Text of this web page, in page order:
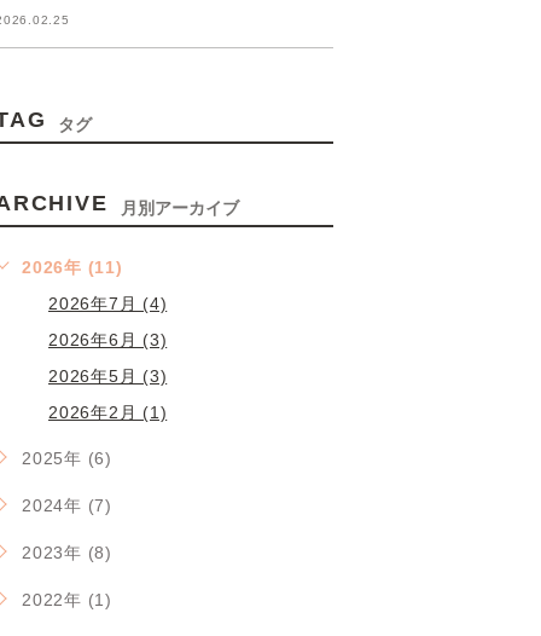
タグ
月別アーカイブ
2026年 (11)
2026年7月 (4)
2026年6月 (3)
2026年5月 (3)
2026年2月 (1)
2025年 (6)
2024年 (7)
2023年 (8)
2022年 (1)